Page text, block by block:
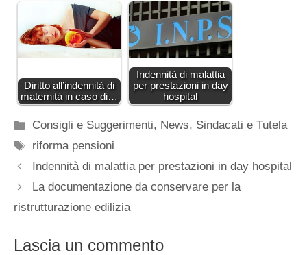
Diritto all’indennità di
maternità in caso di…
Indennità di malattia
per prestazioni in day
hospital
Categorie
Consigli e Suggerimenti, News, Sindacati e Tutela
Tag
riforma pensioni
Indennità di malattia per prestazioni in day hospital
La documentazione da conservare per la
ristrutturazione edilizia
Lascia un commento